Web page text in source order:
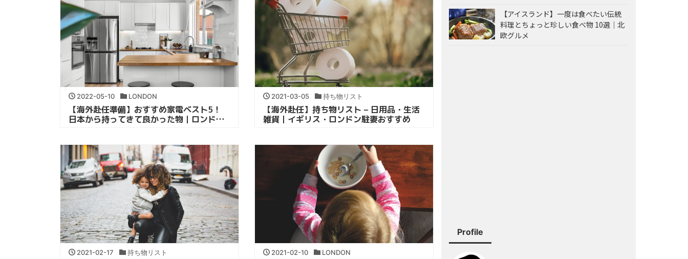
2022-05-10 LONDON
【海外赴任準備】おすすめ家電ベスト5！
日本から持ってきて良かった物｜ロンド
2021-03-05 持ち物リスト
【海外赴任】持ち物リスト – 日用品・生活
雑貨｜イギリス・ロンドン駐妻おすすめ
2021-02-17 持ち物リスト 2021-02-10 LONDON
【アイスランド】一度は食べたい伝統
料理とちょっと珍しい食べ物 10選｜北
欧グルメ
Profile